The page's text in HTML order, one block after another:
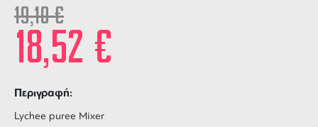
19,10€
18,52 €
Περιγραφή:
Lychee puree Mixer